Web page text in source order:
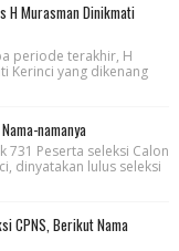
H Murasman Dinikmati
periode terakhir, H
Kerinci yang dikenang
namanya
731 Peserta seleksi Calon
dinyatakan lulus seleksi
CPNS, Berikut Nama